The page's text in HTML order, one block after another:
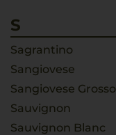
S
Sagrantino
Sangiovese
Sangiovese Grosso
Sauvignon
Sauvignon Blanc